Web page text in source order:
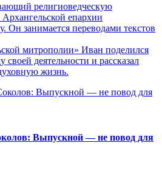
религиоведческую
епархии
Он занимается переводами текстов
митрополии» Иван поделился
деятельности и рассказал
жизнь.
Выпускной — не повод для